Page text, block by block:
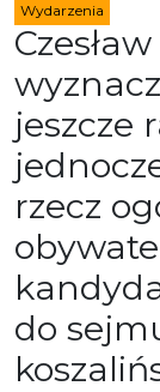
Wydarzenia
jeszcze
rzecz
do